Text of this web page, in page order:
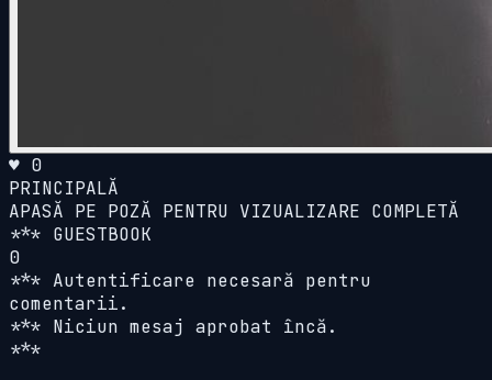
♥ 0
PRINCIPALĂ
APASĂ PE POZĂ PENTRU VIZUALIZARE COMPLETĂ
*** GUESTBOOK
0
*** Autentificare necesară pentru
comentarii.
*** Niciun mesaj aprobat încă.
***